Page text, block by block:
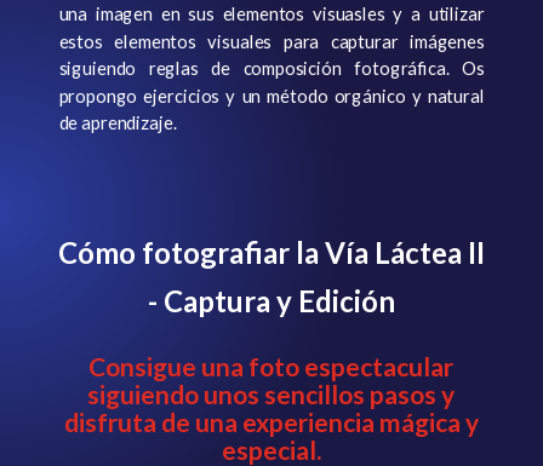
una imagen en sus elementos visuasles y a utilizar
estos elementos visuales para capturar imágenes
siguiendo reglas de composición fotográfica. Os
propongo ejercicios y un método orgánico y natural
de aprendizaje.
Cómo fotografiar la Vía Láctea II
- Captura y Edición
Consigue una foto espectacular
siguiendo unos sencillos pasos y
disfruta de una experiencia mágica y
especial.